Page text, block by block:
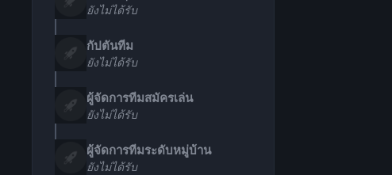
ยังไม่ได้รับ
กัปตันทีม
ยังไม่ได้รับ
ผู้จัดการทีมสมัครเล่น
ยังไม่ได้รับ
ผู้จัดการทีมระดับหมู่บ้าน
ยังไม่ได้รับ